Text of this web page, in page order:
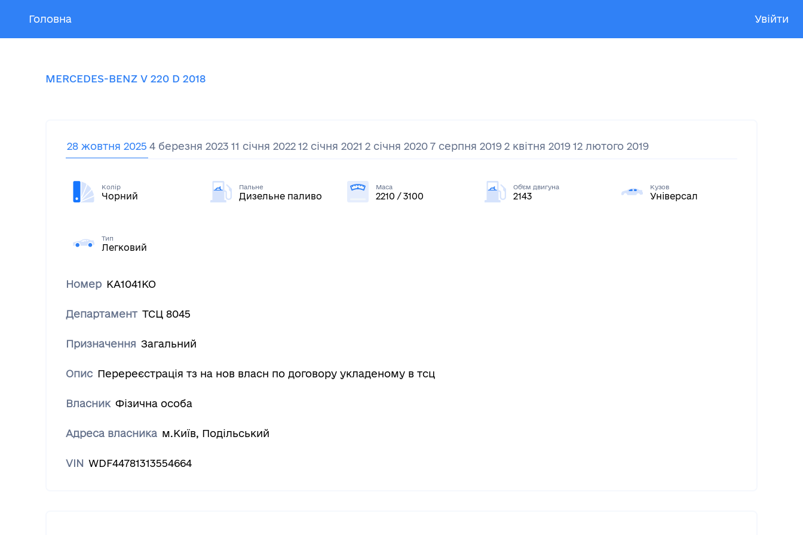
Головна Увійти
MERCEDES-BENZ V 220 D 2018
28 жовтня 2025 4 березня 2023 11 січня 2022 12 січня 2021 2 січня 2020 7 серпня 2019 2 квітня 2019 12 лютого 2019
Колір
Чорний
Пальне
Дизельне паливо
Маса
2210 / 3100
Об'єм двигуна
2143
Кузов
Універсал
Тип
Легковий
Номер КА1041КО
Департамент ТСЦ 8045
Призначення Загальний
Опис Перереєстрація тз на нов власн по договору укладеному в тсц
Власник Фізична особа
Адреса власника м.Київ, Подільський
VIN WDF44781313554664